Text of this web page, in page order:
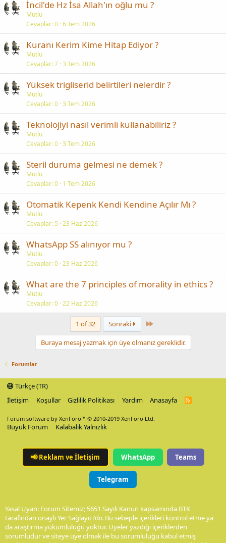
İncil'de Hz İsa Allah'ın oğlu mu ?
Mutlu
Cevaplar 0 6 Tem 2026
Kuranı Kerim Kime Hitap Ediyor ?
Mutlu
Cevaplar 7 3 Tem 2026
Yüksek trigliserid belirtileri nelerdir ?
Mutlu
Cevaplar 0 3 Tem 2026
Teknolojiyi nasıl verimli kullanabiliriz ?
Mutlu
Cevaplar 0 3 Tem 2026
Steril duruma gelmesi ne demek ?
Mutlu
Cevaplar 0 1 Tem 2026
Otomatik Kepenk Kendi Kendine Açılır Mı ?
Mutlu
Cevaplar 5 23 Haz 2026
WhatsApp SS alınıyor mu ?
Mutlu
Cevaplar 0 23 Haz 2026
What are the 7 principles of morality in ethics ?
Mutlu
Cevaplar 0 22 Haz 2026
1 of 32 Sonraki Last
Buraya mesaj yazmak için üye olmanız gereklidir.
Forumlar
Türkçe (TR)
İletişim
Koşullar Gizlilik Politikası Yardım Anasayfa
R
Forum software by XenForo™ © 2010-2019 XenForo Ltd.
Büyük Forum Kalabalık Yalnızlık
📢Reklam ve İletişim WhatsApp Teams
Telegram
Yasal Uyarı: Forum Sitemiz; 5651 Sayılı Kanun kapsamında BTK
tarafından onaylı Yer Sağlayıcı'dır. Bu sebeple içerikleri kontrol etme ya
da araştırma yükümlülüğü yoktur. Üyeler yazdığı içeriklerden
sorumludur ve siteye üye olmak ile bu sorumluluğu kabul etmiş